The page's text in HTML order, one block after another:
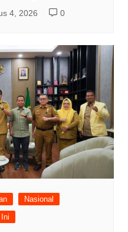
4, 2026 0
Nasional